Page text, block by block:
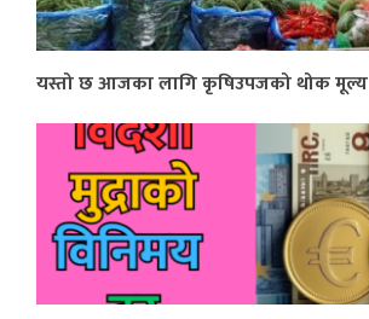
यस्तो छ आजका लागि कृषिउपजको थोक मूल्य